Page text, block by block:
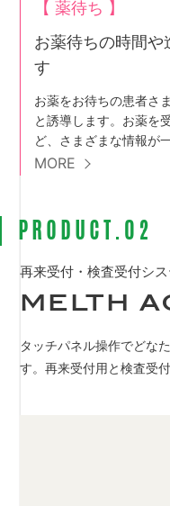
【 薬待ち 】
お薬待ちの時間や
す
お薬をお待ちの患者さ
と誘導します。お薬を
ど、さまざまな情報が
MORE
PRODUCT.02
再来受付・検査受付シ
MELTH
タッチパネル操作でどな
す。再来受付用と検査受